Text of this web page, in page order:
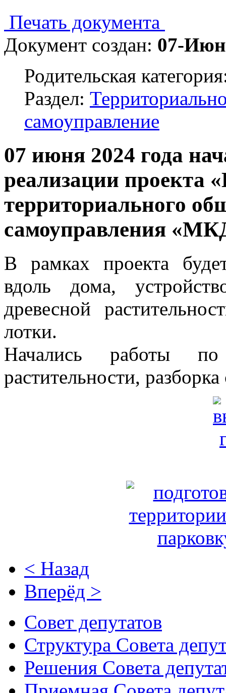
Печать документа
Документ создан: 07-
Родительская
Раздел:
самоуправление
07 июня 2024 года
реализации проекта
территориального
самоуправления
В рамках проекта
вдоль дома,
древесной
лотки.
Начались работы по
растительности,
< Назад
Вперёд >
Совет депутатов
Структура Совета
Решения Совета